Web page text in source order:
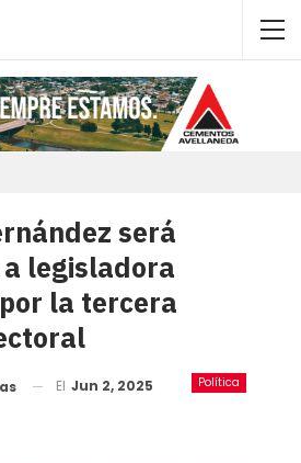
será
legisladora
la tercera
Política
El Jun 2, 2025